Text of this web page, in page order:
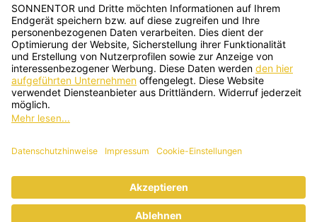
Deutsch
SONNENTOR Kräuterhandels GMBH
Sprögnitz 10, 3913 Sprögnitz, Österreich
deine Fragen